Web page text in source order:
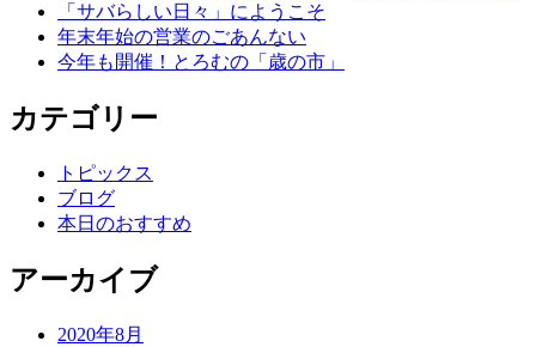
「サバらしい日々」にようこそ
年末年始の営業のごあんない
今年も開催！とろむの「歳の市」
カテゴリー
トピックス
ブログ
本日のおすすめ
アーカイブ
2020年8月